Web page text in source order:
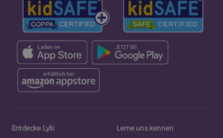
Entdecke Lylli Lerne uns kennen